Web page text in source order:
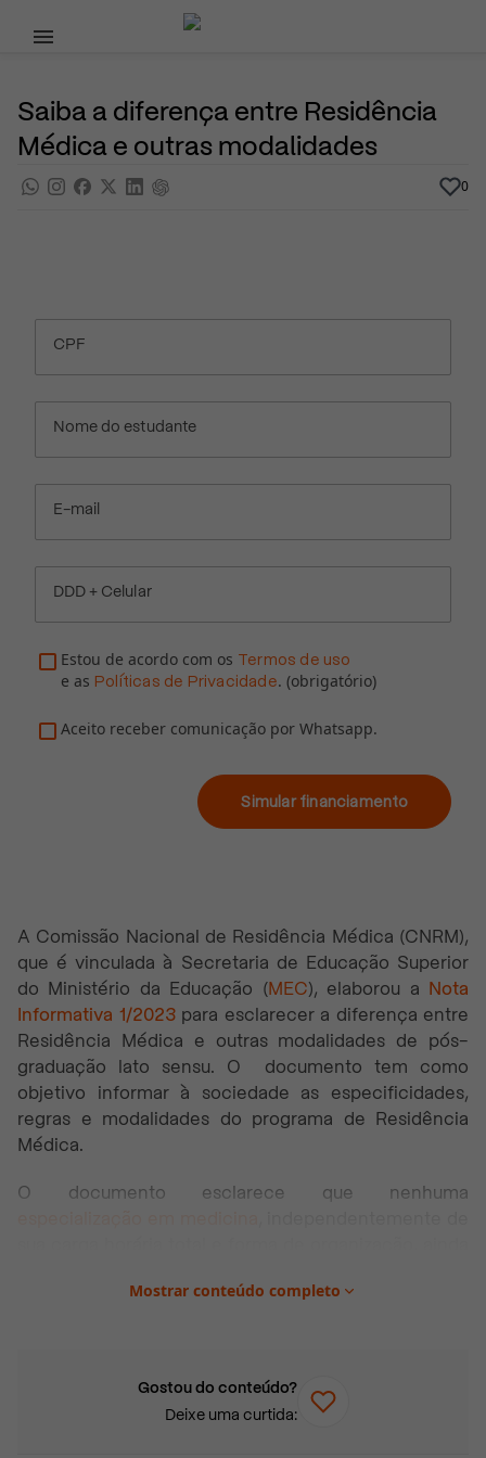
Pular para o conteúdo principal
Saiba a diferença entre Residência
Médica e outras modalidades
0
CPF
Nome do estudante
E-mail
DDD + Celular
Estou de acordo com os Termos de uso
e as Políticas de Privacidade. (obrigatório)
Aceito receber comunicação por Whatsapp.
Simular financiamento
A Comissão Nacional de Residência Médica (CNRM),
que é vinculada à Secretaria de Educação Superior
do Ministério da Educação (MEC), elaborou a Nota
Informativa 1/2023 para esclarecer a diferença entre
Residência Médica e outras modalidades de pós-
graduação lato sensu. O documento tem como
objetivo informar à sociedade as especificidades,
regras e modalidades do programa de Residência
Médica.
O documento esclarece que nenhuma
Médica”, “pautada nos padrões da Residência”, “com
Mostrar conteúdo completo
Gostou do conteúdo?
Deixe uma curtida: